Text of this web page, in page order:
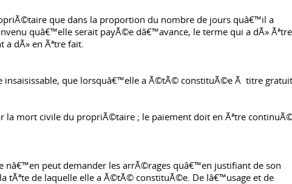
que dans la proportion du nombre de jours quâ€™il a
quâ€™elle serait payÃ©e dâ€™avance, le terme qui a dÃ» Ãªtre
dÃ» en Ãªtre fait.
insaisissable, que lorsquâ€™elle a Ã©tÃ© constituÃ©e Ã titre
la mort civile du propriÃ©taire ; le paiement doit en Ãªtre
peut demander les arrÃ©rages quâ€™en justifiant de son
tÃªte de laquelle elle a Ã©tÃ© constituÃ©e. De lâ€™usage et de